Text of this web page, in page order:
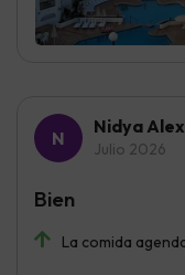
Nidya
Julio 2026
La comida
Bien